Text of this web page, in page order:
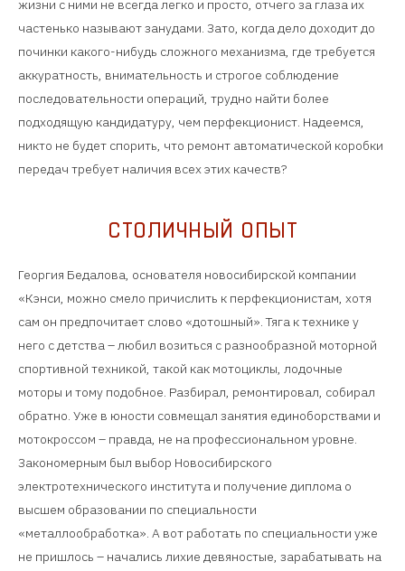
жизни с ними не всегда легко и просто, отчего за глаза их
частенько называют занудами. Зато, когда дело доходит до
починки какого-нибудь сложного механизма, где требуется
аккуратность, внимательность и строгое соблюдение
последовательности операций, трудно найти более
подходящую кандидатуру, чем перфекционист. Надеемся,
никто не будет спорить, что ремонт автоматической коробки
передач требует наличия всех этих качеств?
СТОЛИЧНЫЙ ОПЫТ
Георгия Бедалова, основателя новосибирской компании
«Кэнси, можно смело причислить к перфекционистам, хотя
сам он предпочитает слово «дотошный». Тяга к технике у
него с детства – любил возиться с разнообразной моторной
спортивной техникой, такой как мотоциклы, лодочные
моторы и тому подобное. Разбирал, ремонтировал, собирал
обратно. Уже в юности совмещал занятия единоборствами и
мотокроссом – правда, не на профессиональном уровне.
Закономерным был выбор Новосибирского
электротехнического института и получение диплома о
высшем образовании по специальности
«металлообработка». А вот работать по специальности уже
не пришлось – начались лихие девяностые, зарабатывать на